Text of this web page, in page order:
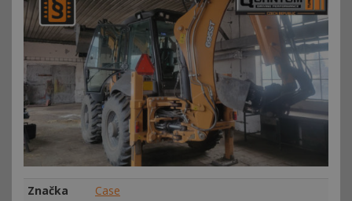
Značka
Case